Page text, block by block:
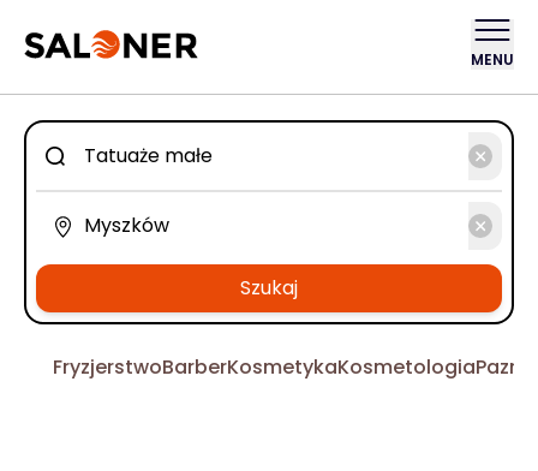
MENU
Szukaj
FryzjerstwoBarberKosmetykaKosmetologia